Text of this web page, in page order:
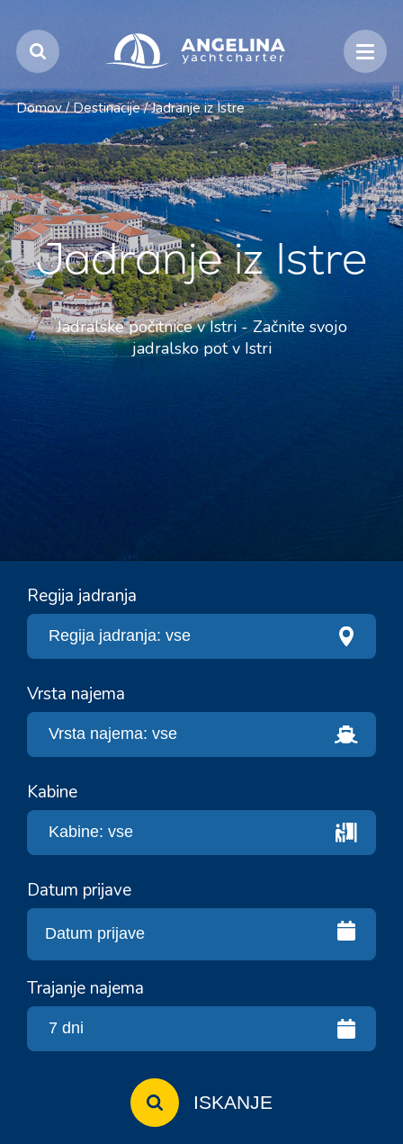
Domov / Destinacije / Jadranje iz Istre
Jadranje iz Istre
Jadralske počitnice v Istri - Začnite svojo
jadralsko pot v Istri
Regija jadranja
Vrsta najema
Kabine
Datum prijave
Trajanje najema
ISKANJE